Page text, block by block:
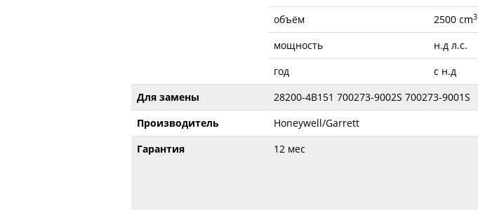
объём
2500 cm3
мощность
н.д л.с.
год
с н.д
Для замены
28200-4B151 700273-9002S 700273-9001S
Производитель
Honeywell/Garrett
Гарантия
12 мес